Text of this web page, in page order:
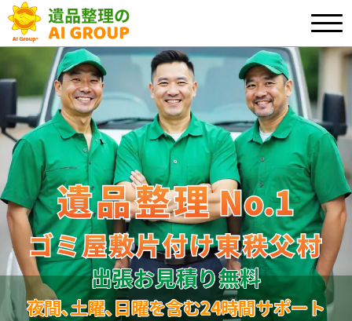
遺品整理No.1
ゴミ屋敷片付け東秩父村
遺品整理No.1
ゴミ屋敷片付け東秩父村
出張お見積り無料
夜間､土曜､日曜を含む24時間サポート